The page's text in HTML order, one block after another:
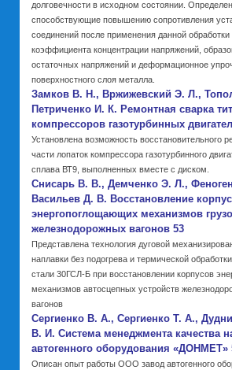
долговечности в исходном состоянии.
способствующие повышению сопротивления
соединений после применения данной
коэффициента концентрации напряжений,
остаточных напряжений и деформационное
поверхностного слоя металла.
Замков В. Н., Вржижевский Э. Л.,
Петриченко И. К. Ремонтная сварка
компрессоров газотурбинных
Установлена возможность восстановительного
части лопаток компрессора газотурбинного
сплава ВТ9, выполненных вместе с диском.
Снисарь В. В., Демченко Э. Л.,
Васильев Д. В. Восстановление
энергопоглощающих механизмов
железнодорожных вагонов 53
Представлена технология дуговой
наплавки без подогрева и термической
стали 30ГСЛ-Б при восстановлении корпусов
механизмов автосцепных устройств
вагонов
Сергиенко В. А., Сергиенко Т. А.,
В. И. Система менеджмента качества
автогенного оборудования «ДОНМЕТ»
Описан опыт работы ООО завод автогенного